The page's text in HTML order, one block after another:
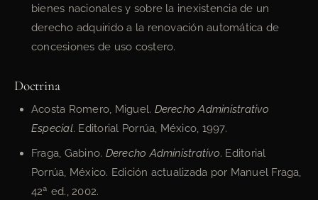
bienes nacionales y sobre la inexistencia de un
derecho adquirido a la renovación automática de
concesiones de uso costero.
Doctrina
Acosta Romero, Miguel. Derecho Administrativo
Especial. Editorial Porrúa, México, 1997.
Fraga, Gabino. Derecho Administrativo. Editorial
Porrúa, México. Edición actualizada por Manuel Fraga,
42ª ed., 2002.